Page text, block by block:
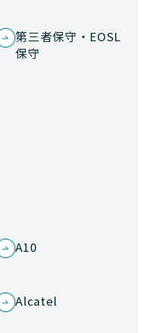
第三者保守・EOSL
保守
A10
Alcatel